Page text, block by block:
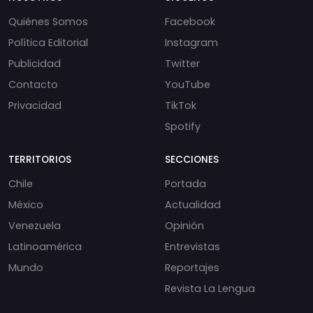
Quiénes Somos
Política Editorial
Publicidad
Contacto
Privacidad
Facebook
Instagram
Twitter
YouTube
TikTok
Spotify
TERRITORIOS
Chile
México
Venezuela
Latinoamérica
Mundo
SECCIONES
Portada
Actualidad
Opinión
Entrevistas
Reportajes
Revista La Lengua